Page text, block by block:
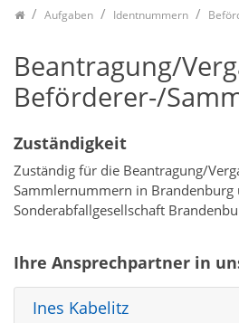
Aufgaben Identnummern
Beantragung/
Beförderer-/
Zuständigkeit
Zuständig für die Beantragung/
Sammlernummern in Brandenburg
Sonderabfallgesellschaft
Ihre Ansprechpartner in
Ines Kabelitz